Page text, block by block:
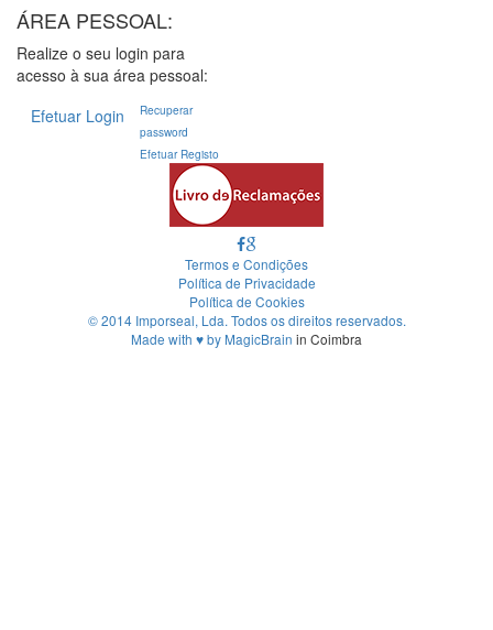
ÁREA PESSOAL:
Realize o seu login para
acesso à sua área pessoal:
Efetuar Login
Recuperar
password
Efetuar Registo
Termos e Condições
Política de Privacidade
Política de Cookies
© 2014 Imporseal, Lda. Todos os direitos reservados.
Made with ♥by MagicBrain in Coimbra